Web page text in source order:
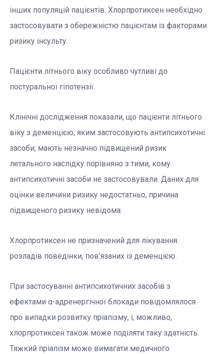
інших популяцій пацієнтів. Хлорпротиксен необхідно
застосовувати з обережністю пацієнтам із факторами
ризику інсульту.
Пацієнти літнього віку особливо чутливі до
постуральної гіпотензії.
Клінічні дослідження показали, що пацієнти літнього
віку з деменцією, яким застосовують антипсихотичні
засоби, мають незначно підвищений ризик
летального наслідку порівняно з тими, кому
антипсихотичні засоби не застосовували. Даних для
оцінки величини ризику недостатньо, причина
підвищеного ризику невідома.
Хлорпротиксен не призначений для лікування
розладів поведінки, пов’язаних із деменцією.
При застосуванні антипсихотичних засобів з
ефектами α-адренергічної блокади повідомлялося
про випадки розвитку пріапізму, і, можливо,
хлорпротиксен також може поділяти таку здатність.
Тяжкий пріапізм може вимагати медичного